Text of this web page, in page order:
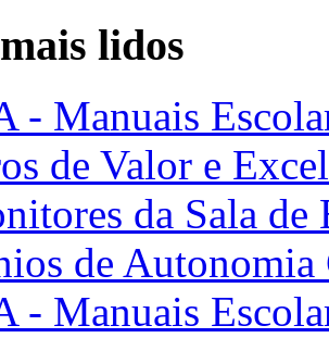
lidos
- Manuais
de Valor e
da Sala de
de Autonomia
- Manuais